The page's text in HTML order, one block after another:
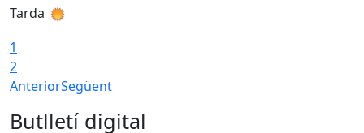
Tarda
1
2
AnteriorSegüent
Butlletí digital